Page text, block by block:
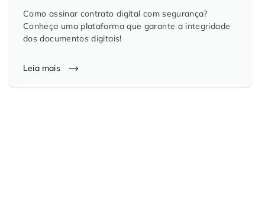
Como assinar contrato digital com segurança?
Conheça uma plataforma que garante a integridade
dos documentos digitais!
Leia mais